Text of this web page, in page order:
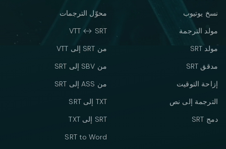
نسخ يوتيوب
مولد الترجمة
مولد SRT
مدقق SRT
إزاحة التوقيت
الترجمة إلى نص
دمج SRT
محوّل الترجمات
VTT ↔ SRT
من SRT إلى VTT
من SBV إلى SRT
من ASS إلى SRT
TXT إلى SRT
SRT إلى TXT
SRT to Word